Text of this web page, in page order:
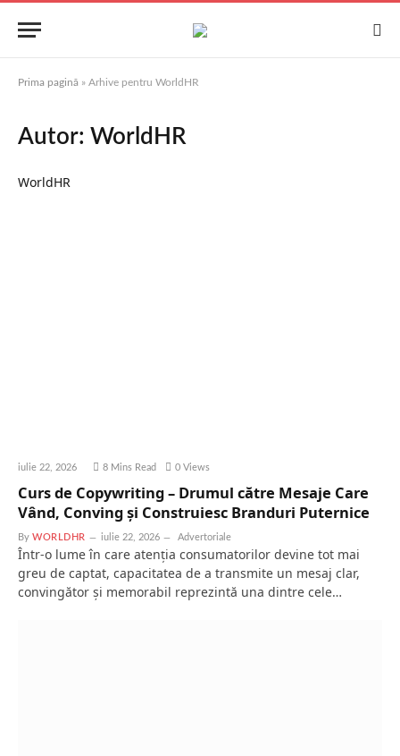
Prima pagină » Arhive pentru WorldHR
Autor: WorldHR
WorldHR
iulie 22, 2026 8 Mins Read 0 Views
Curs de Copywriting – Drumul către Mesaje Care
Vând, Conving și Construiesc Branduri Puternice
By WORLDHR iulie 22, 2026 Advertoriale
Într-o lume în care atenția consumatorilor devine tot mai
greu de captat, capacitatea de a transmite un mesaj clar,
convingător și memorabil reprezintă una dintre cele…